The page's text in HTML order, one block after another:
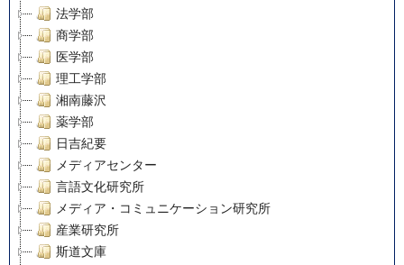
法学部
商学部
医学部
理工学部
湘南藤沢
薬学部
日吉紀要
メディアセンター
言語文化研究所
メディア・コミュニケーション研究所
産業研究所
斯道文庫